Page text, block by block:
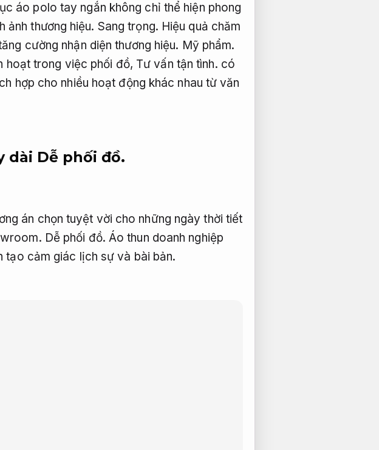
áo polo tay ngắn không chỉ thể hiện phong
ảnh thương hiệu. Sang trọng. Hiệu quả chăm
cường nhận diện thương hiệu. Mỹ phẩm.
hoạt trong việc phối đồ, Tư vấn tận tình. có
hợp cho nhiều hoạt động khác nhau từ văn
dài Dễ phối đồ.
án chọn tuyệt vời cho những ngày thời tiết
Dễ phối đồ. Áo thun doanh nghiệp
tạo cảm giác lịch sự và bài bản.